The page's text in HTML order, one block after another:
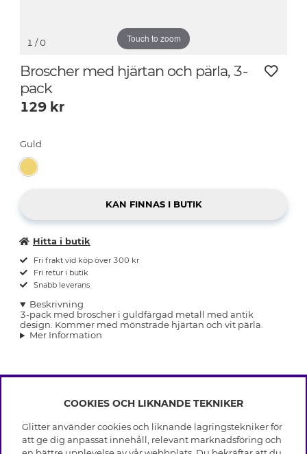
Touch to zoom
1 / 0
Broscher med hjärtan och pärla, 3-
pack
129 kr
Guld
Hitta i butik
Fri frakt vid köp över 300 kr
Fri retur i butik
Snabb leverans
Beskrivning
3-pack med broscher i guldfärgad metall med antik
design. Kommer med mönstrade hjärtan och vit pärla.
Mer Information
INFO
Leverans
Villkor
OM GLITTER
COOKIES OCH LIKNANDE TEKNIKER
Glitter använder cookies och liknande lagringstekniker för
att ge dig anpassat innehåll, relevant marknadsföring och